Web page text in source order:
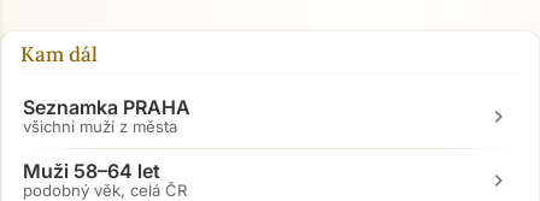
Kam dál
Seznamka PRAHA
všichni muži z města chevron_right
Muži 58–64 let
podobný věk, celá ČR chevron_right